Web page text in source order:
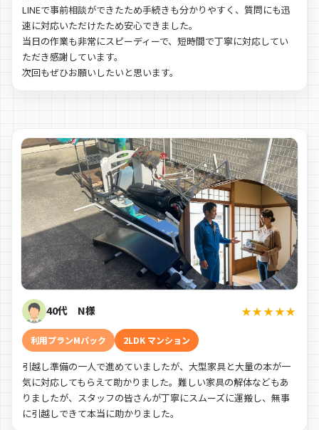
LINEで事前相談ができたため手続きも分かりやすく、質問にも迅
速に対応いただけたため安心できました。
当日の作業も非常にスピーディーで、短時間で丁寧に対応してい
ただき感謝しています。
次回もぜひお願いしたいと思います。
40代 N様 ★★★★★
利用プランMパック 2LDK マンション
引越し準備の一人で進めていましたが、大型家具と大量の本が一
気に対応してもらえて助かりました。難しい家具の解体などもあ
りましたが、スタッフの皆さんが丁寧にスムーズに運搬し、無事
に引越しできて本当に助かりました。